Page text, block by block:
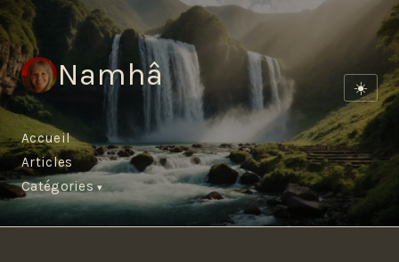
Namhâ ☀️
Accueil
Articles
Catégories